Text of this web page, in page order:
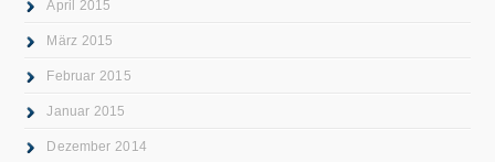
April 2015
März 2015
Februar 2015
Januar 2015
Dezember 2014